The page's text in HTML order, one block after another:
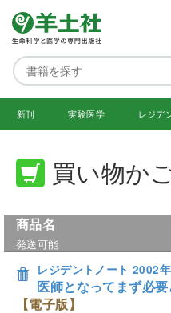
新刊 実験医学 レジデ
買い物か
商品名
発送可能
レジデントノート 2002
医師となってまず必
【電子版】